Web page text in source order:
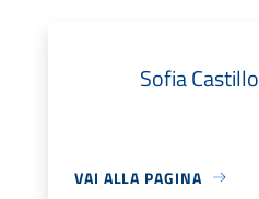
Sofia
VAI ALLA PAGINA